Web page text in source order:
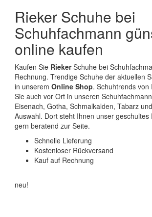
Rieker Schuhe bei
Schuhfachmann
online kaufen
Kaufen Sie RiekerSchuhe bei
Rechnung. Trendige Schuhe der aktuellen
in unserem Online Shop. Schuhtrends von
Sie auch vor Ort in unseren
Eisenach, Gotha, Schmalkalden, Tabarz
Auswahl. Dort steht Ihnen unser geschultes
gern beratend zur Seite.
Schnelle Lieferung
Kostenloser Rückversand
Kauf auf Rechnung
neu!